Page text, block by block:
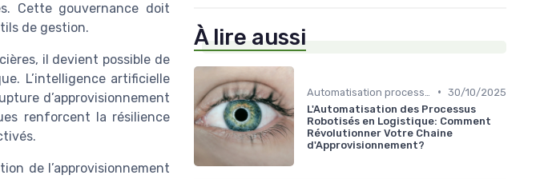
Cette gouvernance doit
de gestion.
il devient possible de
L’intelligence artificielle
d’approvisionnement
renforcent la résilience
de l’approvisionnement
À lire aussi
• 30/10/2025
L'Automatisation des Processus
Robotisés en Logistique: Comment
Révolutionner Votre Chaine
d'Approvisionnement?